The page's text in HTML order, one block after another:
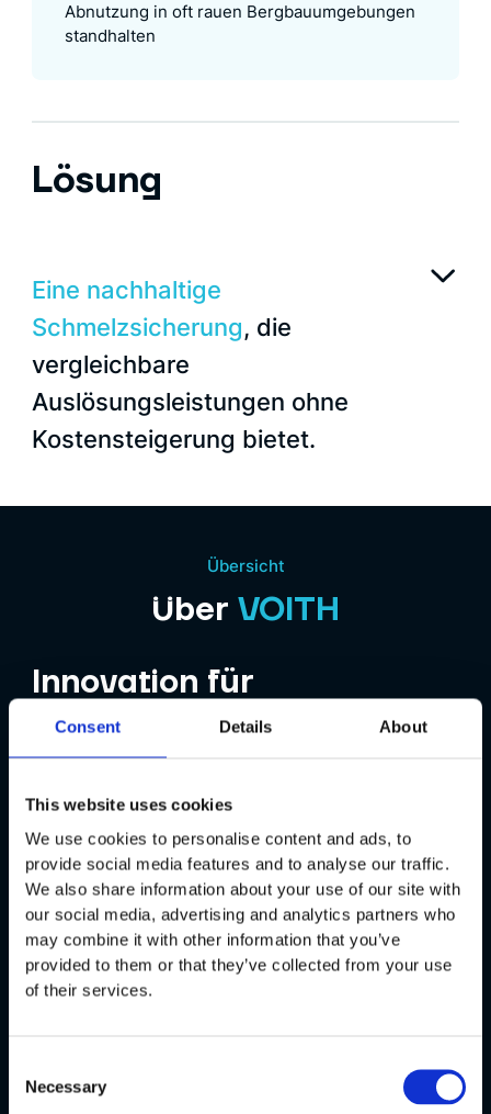
Consent Details About
This website uses cookies
We use cookies to personalise content and ads, to
provide social media features and to analyse our traffic.
We also share information about your use of our site with
our social media, advertising and analytics partners who
may combine it with other information that you’ve
provided to them or that they’ve collected from your use
of their services.
Selection
Necessary
Abnutzung in oft rauen Bergbauumgebungen
standhalten
Lösung
Eine nachhaltige
Schmelzsicherung, die
vergleichbare
Auslösungsleistungen ohne
Kostensteigerung bietet.
Übersicht
Über VOITH
Innovation für
Antriebstechnik,
Wasserkraft und
Die Voith-Gruppe ist ein weltweit tätiger
Technologieanbieter in 100%-igem Familienbesitz, mit
einem breiten Portfolio an Systemen, Produkten,
Dienstleistungen und digitalen Anwendungen. Voith ist
in den Bereichen Energie, Papier, Bergbau sowie
aktive Patente.